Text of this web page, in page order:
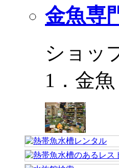
金魚専
ショッ
1．金魚